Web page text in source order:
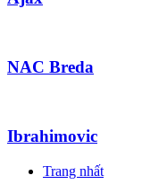
NAC Breda
Ibrahimovic
Trang nhất